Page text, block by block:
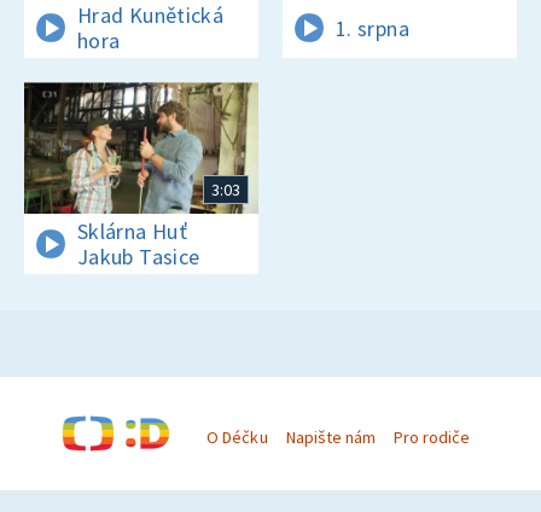
Hrad Kunětická
hora
1. srpna
3:03
Sklárna Huť
Jakub Tasice
O Déčku Napište nám Pro rodiče